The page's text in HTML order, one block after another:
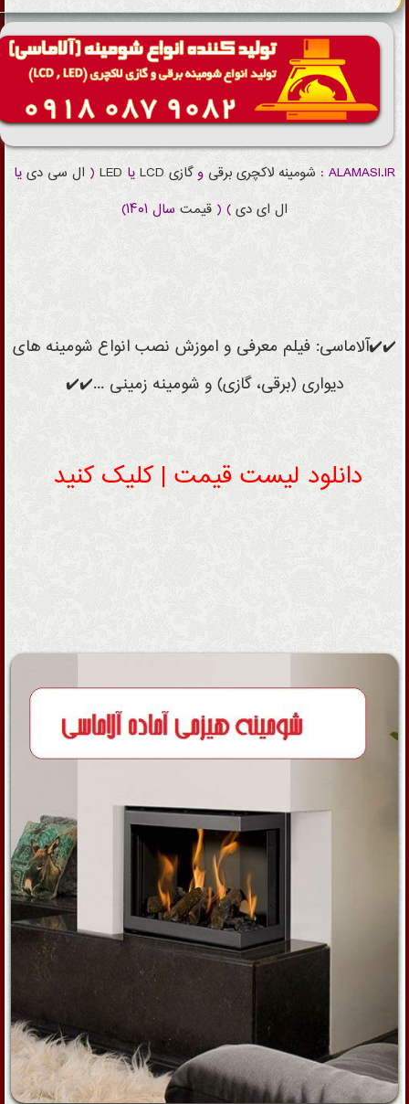
ALAMASI.IR : شومینه لاکچری برقی وگازی LCDیا LED
( ال سی دییا
ال ای دی) ( قیمتسال ۱۴۰۱)
✔️✔️آلاماسی: فیلم معرفی و اموزش نصب انواع شومینه های
دیواری (برقی، گازی) و شومینه زمینی ...✔️✔️
دانلود لیست قیمت | کلیک کنید